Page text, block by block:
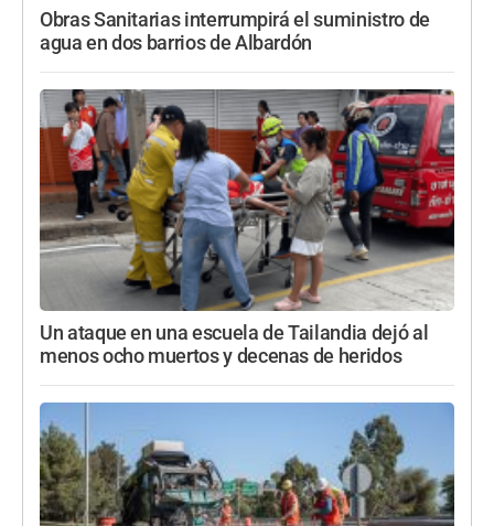
Obras Sanitarias interrumpirá el suministro de
agua en dos barrios de Albardón
Un ataque en una escuela de Tailandia dejó al
menos ocho muertos y decenas de heridos